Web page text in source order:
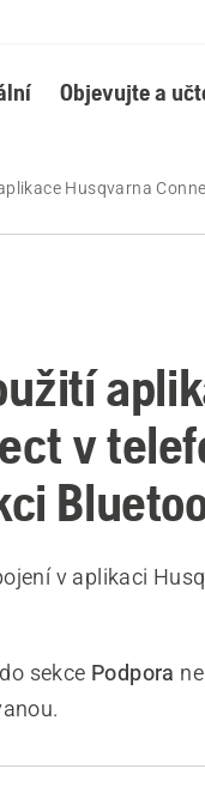
Objevujte a
Husqvarna
v
v aplikaci
sekce Podpora